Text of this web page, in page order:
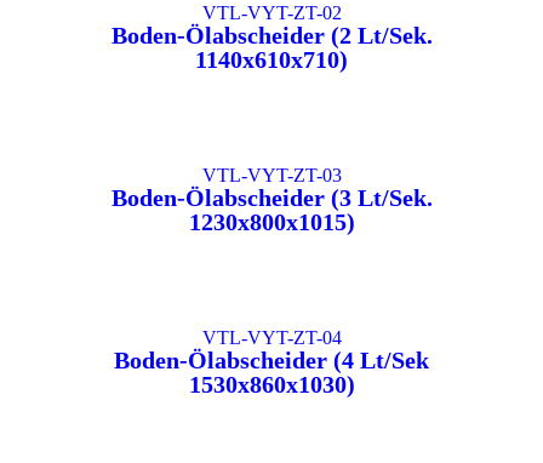
VTL-VYT-ZT-02
Boden-Ölabscheider (2 Lt/Sek.
1140x610x710)
VTL-VYT-ZT-03
Boden-Ölabscheider (3 Lt/Sek.
1230x800x1015)
VTL-VYT-ZT-04
Boden-Ölabscheider (4 Lt/Sek
1530x860x1030)